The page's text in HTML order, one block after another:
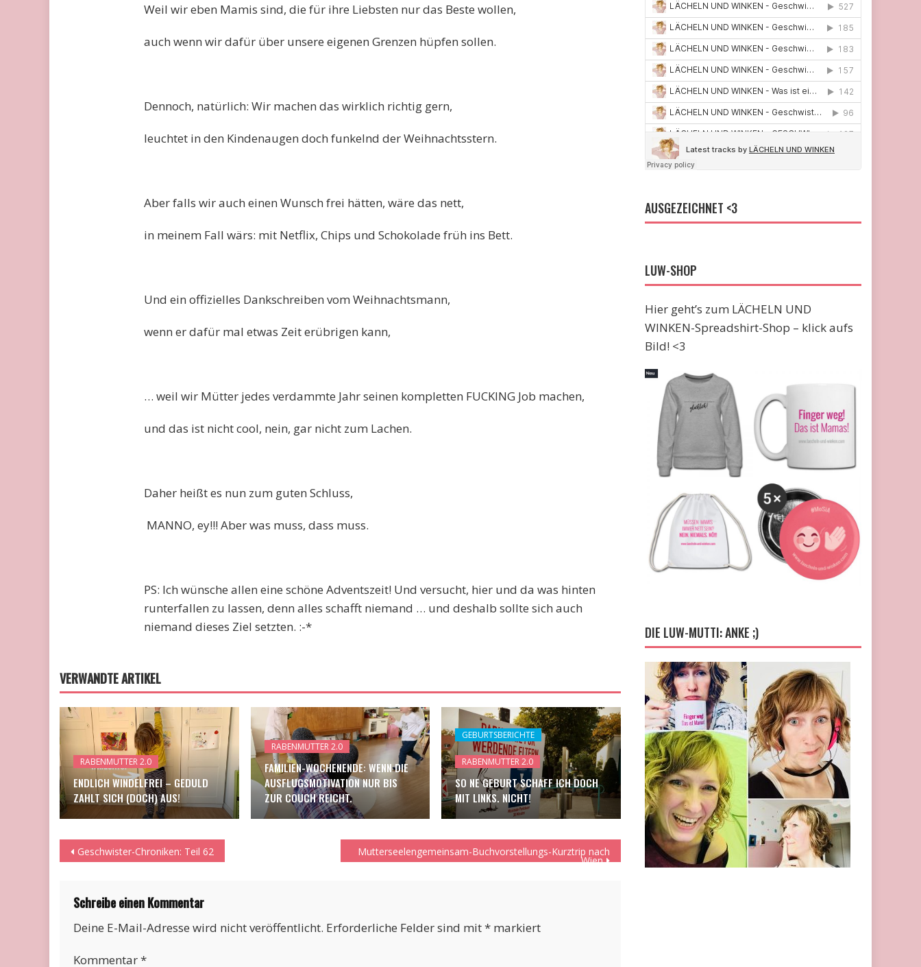
Weil wir eben Mamis sind, die für ihre Liebsten nur das Beste wollen,
auch wenn wir dafür über unsere eigenen Grenzen hüpfen sollen.
Dennoch, natürlich: Wir machen das wirklich richtig gern,
leuchtet in den Kindenaugen doch funkelnd der Weihnachtsstern.
Aber falls wir auch einen Wunsch frei hätten, wäre das nett,
in meinem Fall wärs: mit Netflix, Chips und Schokolade früh ins Bett.
Und ein offizielles Dankschreiben vom Weihnachtsmann,
wenn er dafür mal etwas Zeit erübrigen kann,
… weil wir Mütter jedes verdammte Jahr seinen kompletten FUCKING Job machen,
und das ist nicht cool, nein, gar nicht zum Lachen.
Daher heißt es nun zum guten Schluss,
MANNO, ey!!! Aber was muss, dass muss.
PS: Ich wünsche allen eine schöne Adventszeit! Und versucht, hier und da was hinten
runterfallen zu lassen, denn alles schafft niemand … und deshalb sollte sich auch
niemand dieses Ziel setzten. :-*
VERWANDTE ARTIKEL
RABENMUTTER 2.0
ENDLICH WINDELFREI – GEDULD
ZAHLT SICH (DOCH) AUS!
RABENMUTTER 2.0
FAMILIEN-WOCHENENDE: WENN DIE
AUSFLUGSMOTIVATION NUR BIS
ZUR COUCH REICHT.
GEBURTSBERICHTE
RABENMUTTER 2.0
SO NE GEBURT SCHAFF ICH DOCH
MIT LINKS. NICHT!
Beitragsnavigation
Geschwister-Chroniken: Teil 62 Mutterseelengemeinsam-Buchvorstellungs-Kurztrip nach
Wien
Schreibe einen Kommentar
Deine E-Mail-Adresse wird nicht veröffentlicht. Erforderliche Felder sind mit* markiert
Kommentar*
AUSGEZEICHNET <3
LUW-SHOP
Hier geht’s zum LÄCHELN UND
WINKEN-Spreadshirt-Shop – klick aufs
Bild! <3
DIE LUW-MUTTI: ANKE ;)